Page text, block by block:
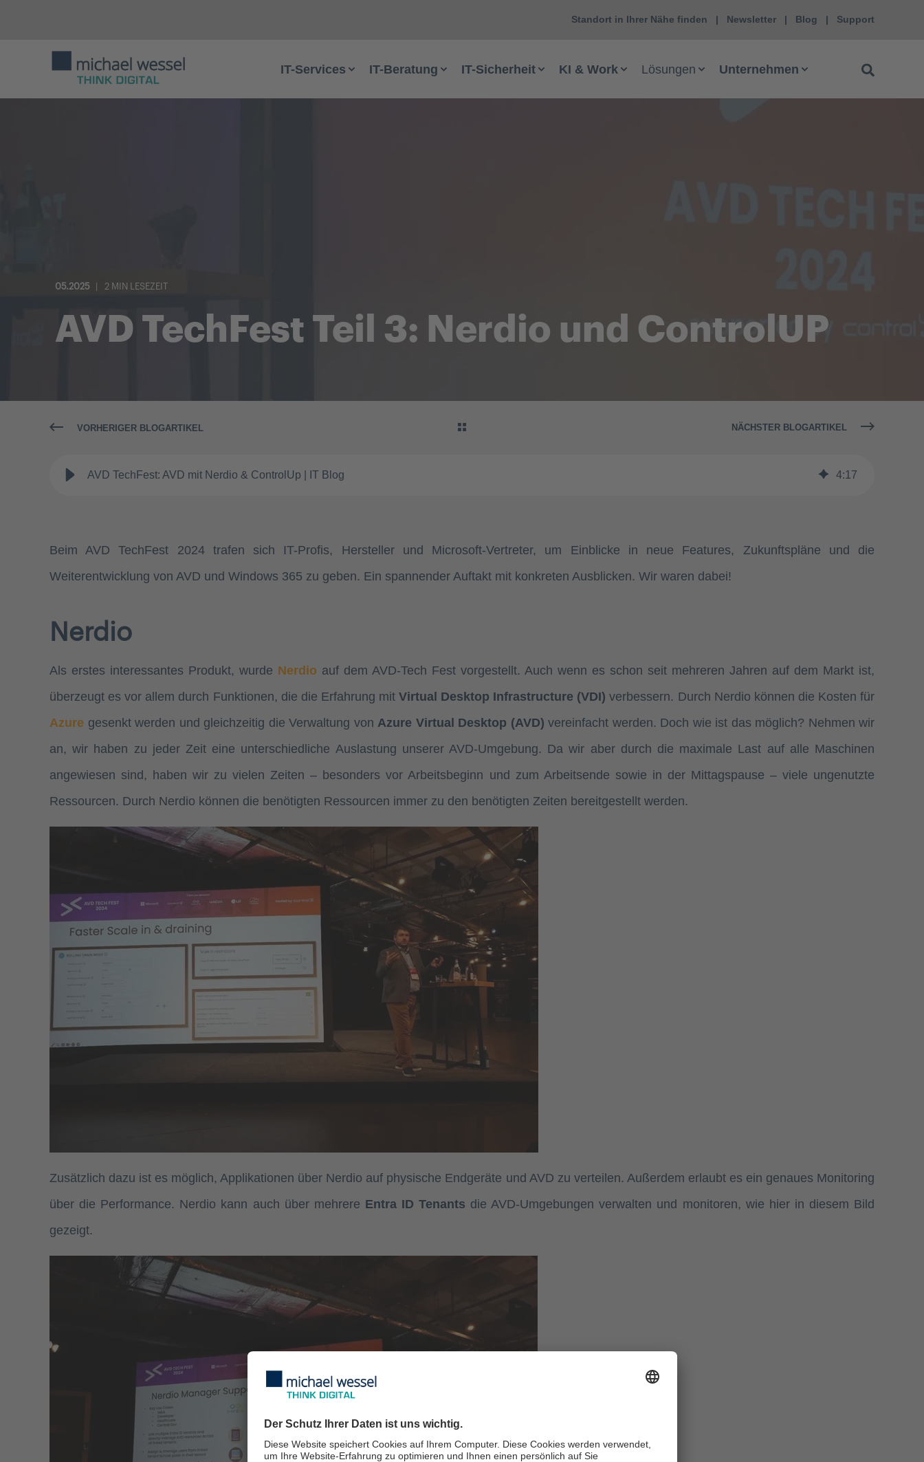
Standort in Ihrer Nähe finden Newsletter Blog Support
IT-Services IT-Beratung IT-Sicherheit KI & Work Lösungen Unternehmen
05.2025 2 MIN LESEZEIT
AVD TechFest Teil 3: Nerdio und ControlUP
VORHERIGER BLOGARTIKEL NÄCHSTER BLOGARTIKEL
AVD TechFest: AVD mit Nerdio & ControlUp | IT Blog 4:17
Beim AVD TechFest 2024 trafen sich IT-Profis, Hersteller und Microsoft-Vertreter, um Einblicke in neue Features, Zukunftspläne und die
Weiterentwicklung von AVD und Windows 365 zu geben. Ein spannender Auftakt mit konkreten Ausblicken. Wir waren dabei!
Nerdio
Als erstes interessantes Produkt, wurde Nerdio auf dem AVD-Tech Fest vorgestellt. Auch wenn es schon seit mehreren Jahren auf dem Markt ist,
überzeugt es vor allem durch Funktionen, die die Erfahrung mit Virtual Desktop Infrastructure (VDI) verbessern. Durch Nerdio können die Kosten für
Azure gesenkt werden und gleichzeitig die Verwaltung von Azure Virtual Desktop (AVD) vereinfacht werden. Doch wie ist das möglich? Nehmen wir
an, wir haben zu jeder Zeit eine unterschiedliche Auslastung unserer AVD-Umgebung. Da wir aber durch die maximale Last auf alle Maschinen
angewiesen sind, haben wir zu vielen Zeiten – besonders vor Arbeitsbeginn und zum Arbeitsende sowie in der Mittagspause – viele ungenutzte
Ressourcen. Durch Nerdio können die benötigten Ressourcen immer zu den benötigten Zeiten bereitgestellt werden.
Zusätzlich dazu ist es möglich, Applikationen über Nerdio auf physische Endgeräte und AVD zu verteilen. Außerdem erlaubt es ein genaues Monitoring
über die Performance. Nerdio kann auch über mehrere Entra ID Tenants die AVD-Umgebungen verwalten und monitoren, wie hier in diesem Bild
gezeigt.